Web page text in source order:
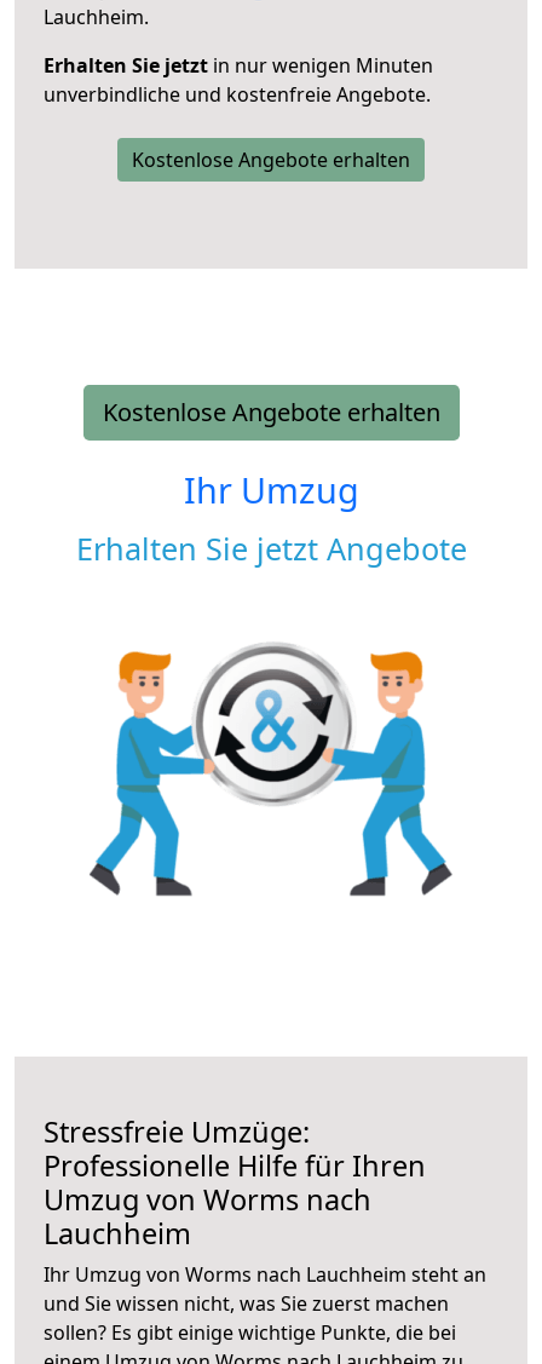
Lauchheim.
Erhalten Sie jetzt in nur wenigen Minuten
unverbindliche und kostenfreie Angebote.
Kostenlose Angebote erhalten
Kostenlose Angebote erhalten
Ihr Umzug
Erhalten Sie jetzt Angebote
Stressfreie Umzüge:
Professionelle Hilfe für Ihren
Umzug von Worms nach
Lauchheim
Ihr Umzug von Worms nach Lauchheim steht an
und Sie wissen nicht, was Sie zuerst machen
sollen? Es gibt einige wichtige Punkte, die bei